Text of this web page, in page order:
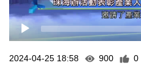
2024-04-25 18:58 900 0